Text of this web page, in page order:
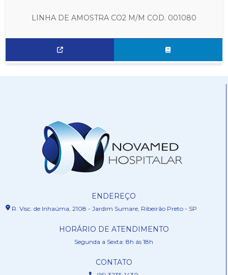
LINHA DE AMOSTRA CO2 M/M COD. 001080
ENDEREÇO
R. Visc. de Inhaúma, 2108 - Jardim Sumare, Ribeirão Preto - SP
HORÁRIO DE ATENDIMENTO
Segunda a Sexta: 8h ás 18h
CONTATO